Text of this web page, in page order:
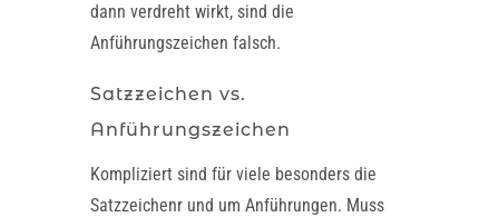
dann verdreht wirkt, sind die
Anführungszeichen falsch.
Satzzeichen vs.
Anführungszeichen
Kompliziert sind für viele besonders die
Satzzeichenr und um Anführungen. Muss